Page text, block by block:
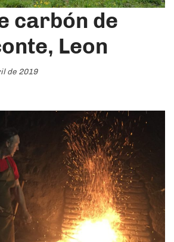
carbón de
Leon
de 2019